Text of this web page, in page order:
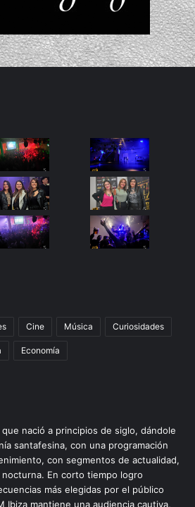
Cine Música Curiosidades
Economía
nació a principios de siglo, dándole
santafesina, con una programación
con segmentos de actualidad,
En corto tiempo logro
más elegidas por el público
Ibiza mantiene una audiencia cautiva,